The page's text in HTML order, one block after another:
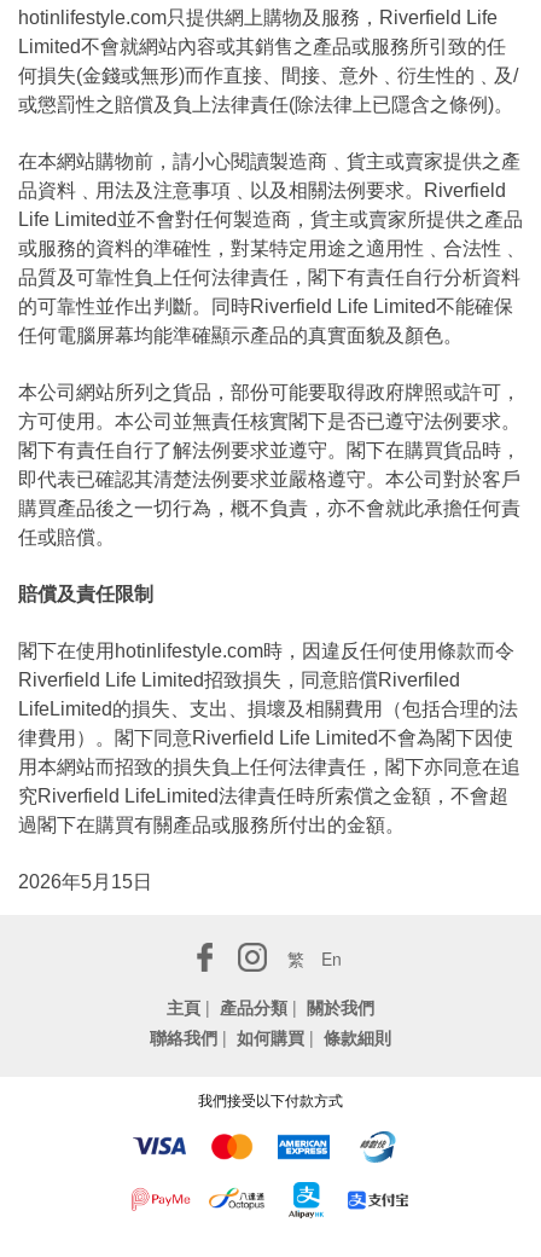
hotinlifestyle.com只提供網上購物及服務，Riverfield Life
Limited不會就網站內容或其銷售之產品或服務所引致的任
何損失(金錢或無形)而作直接、間接、意外﹑衍生性的﹑及/
或懲罰性之賠償及負上法律責任(除法律上已隱含之條例)。
在本網站購物前，請小心閱讀製造商﹑貨主或賣家提供之產
品資料﹑用法及注意事項﹑以及相關法例要求。Riverfield
Life Limited並不會對任何製造商，貨主或賣家所提供之產品
或服務的資料的準確性，對某特定用途之適用性﹑合法性﹑
品質及可靠性負上任何法律責任，閣下有責任自行分析資料
的可靠性並作出判斷。同時Riverfield Life Limited不能確保
任何電腦屏幕均能準確顯示產品的真實面貌及顏色。
本公司網站所列之貨品，部份可能要取得政府牌照或許可，
方可使用。本公司並無責任核實閣下是否已遵守法例要求。
閣下有責任自行了解法例要求並遵守。閣下在購買貨品時，
即代表已確認其清楚法例要求並嚴格遵守。本公司對於客戶
購買產品後之一切行為，概不負責，亦不會就此承擔任何責
任或賠償。
賠償及責任限制
閣下在使用hotinlifestyle.com時，因違反任何使用條款而令
Riverfield Life Limited招致損失，同意賠償Riverfiled
LifeLimited的損失、支出、損壞及相關費用（包括合理的法
律費用）。閣下同意Riverfield Life Limited不會為閣下因使
用本網站而招致的損失負上任何法律責任，閣下亦同意在追
究Riverfield LifeLimited法律責任時所索償之金額，不會超
過閣下在購買有關產品或服務所付出的金額。
2026年5月15日
繁
En
主頁 | 產品分類 | 關於我們
聯絡我們 | 如何購買 | 條款細則
我們接受以下付款方式